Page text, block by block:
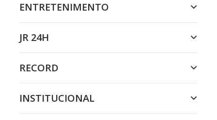
ENTRETENIMENTO
JR 24H
RECORD
INSTITUCIONAL